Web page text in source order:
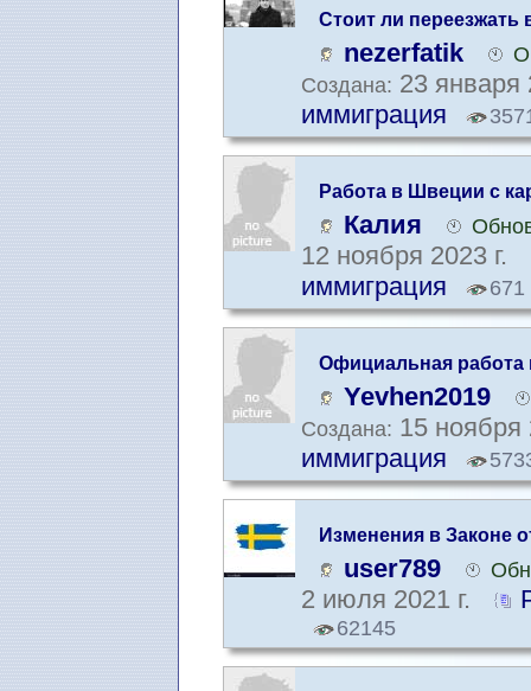
Стоит ли
трудоустроиться
nezerfatik
Создана: 23 января
иммиграция
Работа в Швеции с
Калия
12 ноября 2023 г.
иммиграция
671
Официальная работа
языка. Какие нужны
Yevhen2019
Создана: 15 ноября
иммиграция
Изменения в Законе
user789
2 июля 2021 г.
62145